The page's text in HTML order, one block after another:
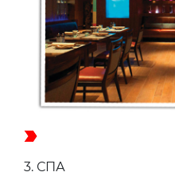
3. СПА